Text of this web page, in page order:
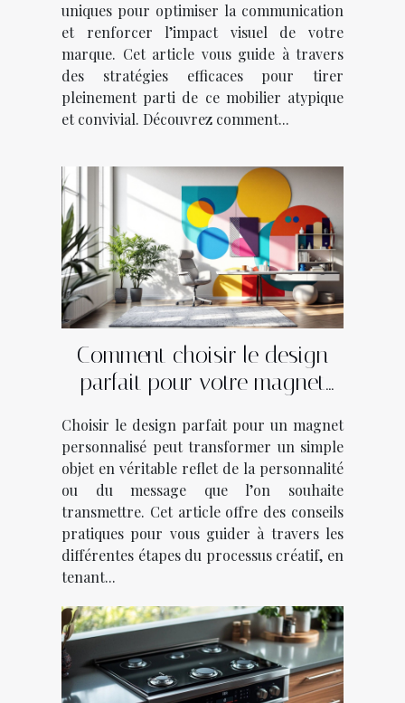
uniques pour optimiser la communication
et renforcer l’impact visuel de votre
marque. Cet article vous guide à travers
des stratégies efficaces pour tirer
pleinement parti de ce mobilier atypique
et convivial. Découvrez comment...
Comment choisir le design
parfait pour votre magnet
Choisir le design parfait pour un magnet
personnalisé peut transformer un simple
objet en véritable reflet de la personnalité
ou du message que l’on souhaite
transmettre. Cet article offre des conseils
pratiques pour vous guider à travers les
différentes étapes du processus créatif, en
tenant...